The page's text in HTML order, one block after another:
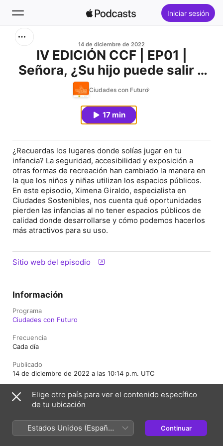
Iniciar sesión
Inicio
Lo más escuchado
14 de diciembre de 2022
IV EDICIÓN CCF | EP01 |
Señora, ¿Su hijo puede salir a
jugar?
Ciudades con Futuro
17 min
¿Recuerdas los lugares donde solías jugar en tu
infancia? La seguridad, accesibilidad y exposición a
otras formas de recreación han cambiado la manera en
la que los niños y niñas utilizan los espacios públicos.
En este episodio, Ximena Giraldo, especialista en
Ciudades Sostenibles, nos cuenta qué oportunidades
pierden las infancias al no tener espacios públicos de
calidad donde desarrollarse y cómo podemos hacerlos
más atractivos para su uso.
Sitio web del episodio
Información
Programa
Ciudades con Futuro
Frecuencia
Cada día
Publicado
14 de diciembre de 2022 a las 10:14 p.m. UTC
Duración
17 min
Elige otro país para ver el contenido específico
de tu ubicación
Estados Unidos (Español
México)
Continuar